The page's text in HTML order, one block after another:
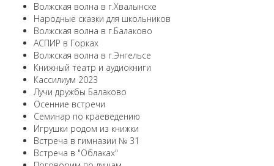
Волжская волна в г.Хвалынске
Народные сказки для школьников
Волжская волна в г.Балаково
АСПИР в Горках
Волжская волна в г.Энгельсе
Книжный театр и аудиокниги
Кассилиум 2023
Лучи дружбы Балаково
Осенние встречи
Семинар по краеведению
Игрушки родом из книжки
Встреча в гимназии № 31
Встреча в "Облаках"